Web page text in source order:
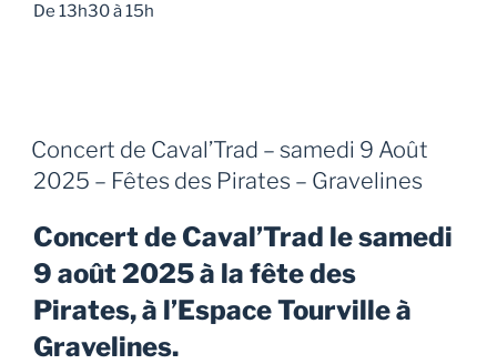
De 13h30 à 15h
Concert de Caval’Trad – samedi 9 Août
2025 – Fêtes des Pirates – Gravelines
Concert de Caval’Trad le samedi
9 août 2025 à la fête des
Pirates, à l’Espace Tourville à
Gravelines.